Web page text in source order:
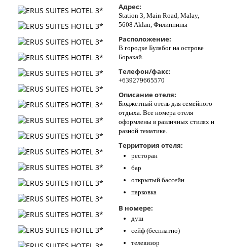
Адрес:
Station 3, Main Road, Malay,
5608 Aklan, Филиппины
Расположение:
В городке Булабог на острове
Боракай.
Телефон/факс:
+639279665570
Описание отеля:
Бюджетный отель для семейного
отдыха. Все номера отеля
оформлены в различных стилях и
разной тематике.
Территория отеля:
ресторан
бар
открытый бассейн
парковка
В номере:
душ
сейф (бесплатно)
телевизор